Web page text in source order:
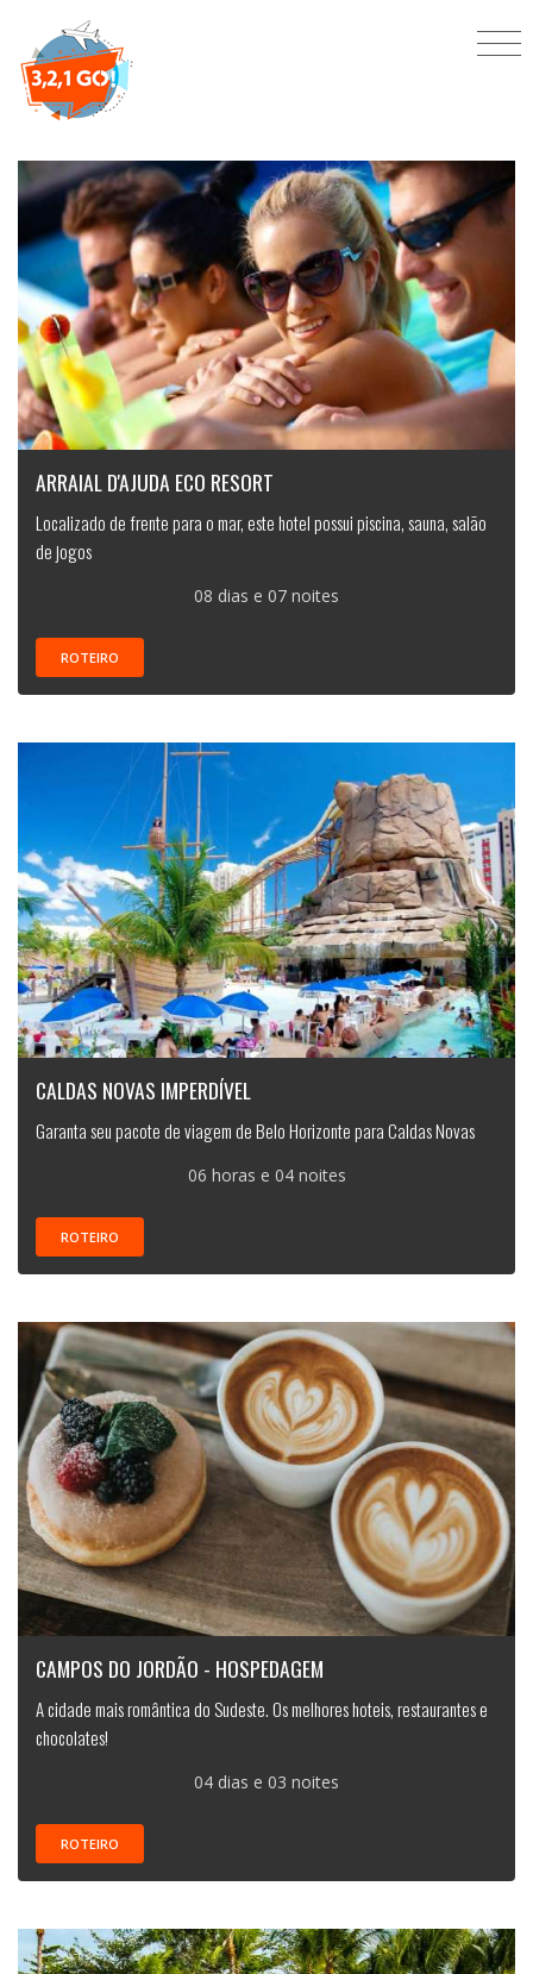
Hotéis e resorts
ARRAIAL D'AJUDA ECO RESORT
Localizado de frente para o mar, este hotel possui piscina, sauna, salão
de jogos
08 dias e 07 noites
ROTEIRO
CALDAS NOVAS IMPERDÍVEL
Garanta seu pacote de viagem de Belo Horizonte para Caldas Novas
06 horas e 04 noites
ROTEIRO
CAMPOS DO JORDÃO - HOSPEDAGEM
A cidade mais romântica do Sudeste. Os melhores hoteis, restaurantes e
chocolates!
04 dias e 03 noites
ROTEIRO